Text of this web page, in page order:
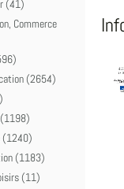
(41)
Commerce
(2654)
(1240)
(1183)
(11)